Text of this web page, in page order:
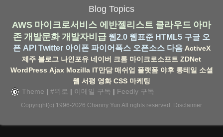
Blog Topics
AWS 마이크로서비스 에반젤리스트 클라우드 아마
존 개발문화 개발자비급 웹2.0 웹표준 HTML5 구글 오
픈 API Twitter 아이폰 파이어폭스 오픈소스 다음 ActiveX
제주 블로그 나인포유 네이버 크롬 마이크로소프트 ZDNet
WordPress Ajax Mozilla IT만담 매쉬업 플랫폼 야후 롱테일 소셜
웹 서평 영화 CSS 마케팅
Theme | #위로 | 이메일 구독 | Feedly 구독
Copyright(c) 1996-2026 Channy Yun All rights reserved. Disclaimer